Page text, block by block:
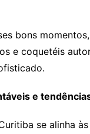
bons
e coquetéis
e
se alinha